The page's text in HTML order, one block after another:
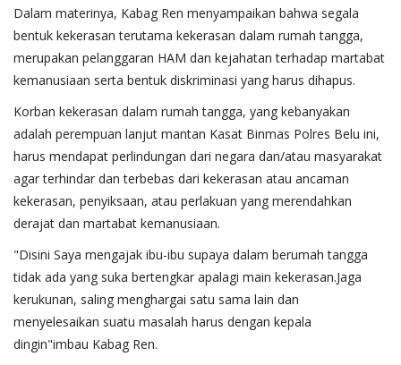
Dalam materinya, Kabag Ren menyampaikan bahwa segala
bentuk kekerasan terutama kekerasan dalam rumah tangga,
merupakan pelanggaran HAM dan kejahatan terhadap martabat
kemanusiaan serta bentuk diskriminasi yang harus dihapus.
Korban kekerasan dalam rumah tangga, yang kebanyakan
adalah perempuan lanjut mantan Kasat Binmas Polres Belu ini,
harus mendapat perlindungan dari negara dan/atau masyarakat
agar terhindar dan terbebas dari kekerasan atau ancaman
kekerasan, penyiksaan, atau perlakuan yang merendahkan
derajat dan martabat kemanusiaan.
"Disini Saya mengajak ibu-ibu supaya dalam berumah tangga
tidak ada yang suka bertengkar apalagi main kekerasan.Jaga
kerukunan, saling menghargai satu sama lain dan
menyelesaikan suatu masalah harus dengan kepala
dingin"imbau Kabag Ren.